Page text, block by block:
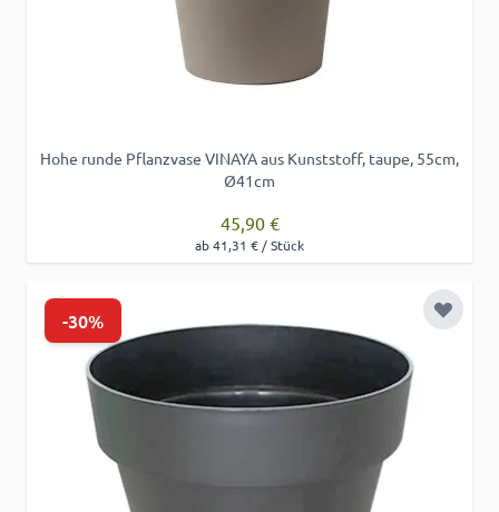
Hohe runde Pflanzvase VINAYA aus Kunststoff, taupe, 55cm,
Ø41cm
45,90 €
ab 41,31 € / Stück
-30% Zur